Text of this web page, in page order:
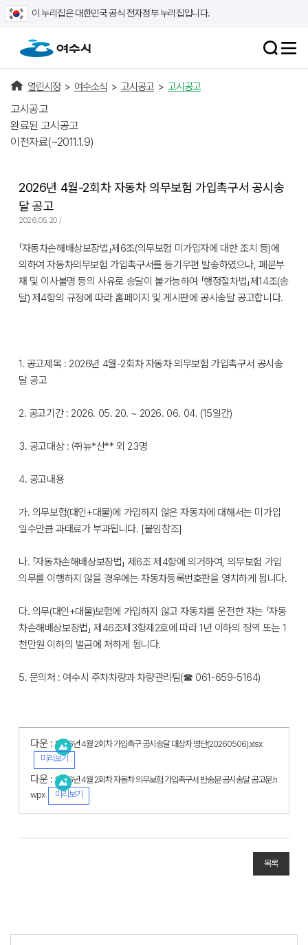
이 누리집은 대한민국 공식 전자정부 누리집입니다.
열린시정 > 여수소식 > 고시공고 > 고시공고
고시공고
완료된 고시공고
이전자료(~2011.1.9)
2026년 4월-2회차 자동차 의무보험 가입촉구서 공시송
달 공고
2026.05.20 /
「자동차손해배상보장법」제6조(의무보험 미가입자에 대한 조치 등)에
의하여 자동차의무보험 가입촉구서를 등기우편 발송하였으나, 폐문부
재 및 이사불명 등의 사유로 송달이 불가능하여 「행정절차법」제14조(송
달) 제4항의 규정에 따라 홈페이지 및 게시판에 공시송달 공고합니다.
1. 공고제목 : 2026년 4월-2회차 자동차 의무보험 가입촉구서 공시송
달 공고
2. 공고기간 : 2026. 05. 20. ~ 2026. 06. 04. (15일간)
3. 공고대상 : ㈜뉴*산** 외 23명
4. 공고내용
가. 의무보험(대인+대물)에 가입하지 않은 자동차에 대해서는 미가입
일수만큼 과태료가 부과됩니다. [붙임참조]
나. 「자동차손해배상보장법」 제6조 제4항에 의거하여, 의무보험 가입
의무를 이행하지 않을 경우에는 자동차등록번호판을 영치하게 됩니다.
다. 의무(대인+대물)보험에 가입하지 않고 자동차를 운전한 자는 「자동
차손해배상보장법」 제46조제3항제2호에 따라 1년 이하의 징역 또는 1
천만원 이하의 벌금에 처하게 됩니다.
5. 문의처 : 여수시 주차차량과 차량관리팀(☎ 061-659-5164)
다운 : 2026년 4월 2회차 가입촉구 공시송달 대상자 명단(20260506).xlsx
미리보기
다운 : 2026년 4월 2회차 자동차 의무보험 가입촉구서 반송분 공시송달 공고문.h
wpx
미리보기
목록